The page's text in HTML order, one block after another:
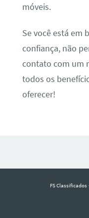
móveis.
Se você está em
confiança, não
contato com um
todos os
oferecer!
FS Classificados